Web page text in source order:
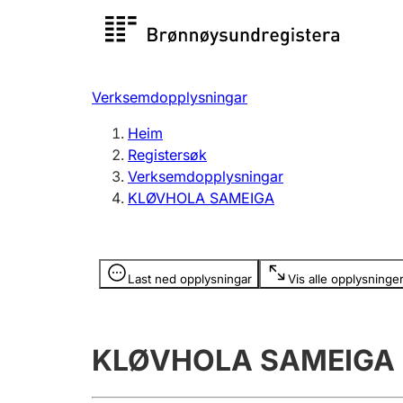
Registersøk
Registrere, endre, slette
Verksemdopplysningar
Heim
Registersøk
Verksemdopplysningar
KLØVHOLA SAMEIGA
Last ned opplysningar Vis alle opplysninger
Opplysninger er skjult
KLØVHOLA SAMEIGA